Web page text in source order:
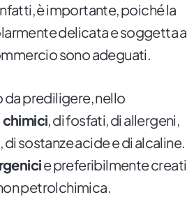
è importante, poiché la
delicata e soggetta a
sono adeguati.
da prediligere, nello
chimici, di fosfati, di allergeni,
sostanze acide e di alcaline.
e preferibilmente creati
petrolchimica.